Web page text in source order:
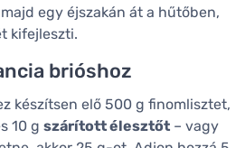
egy éjszakán át a hűtőben,
kifejleszti.
brióshoz
készítsen elő 500 g finomlisztet,
10 g szárított élesztőt – vagy